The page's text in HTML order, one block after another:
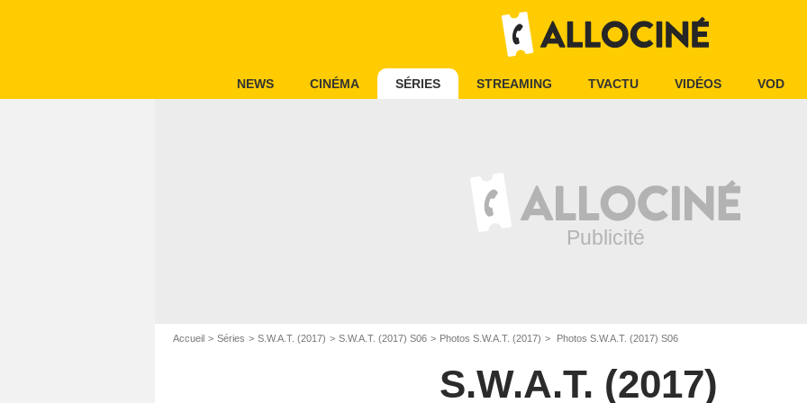
NEWS CINÉMA SÉRIES STREAMING TVACTU VIDÉOS VOD
Accueil Séries S.W.A.T. (2017) S.W.A.T. (2017) S06 Photos S.W.A.T. (2017) Photos S.W.A.T. (2017) S06
S.W.A.T. (2017)